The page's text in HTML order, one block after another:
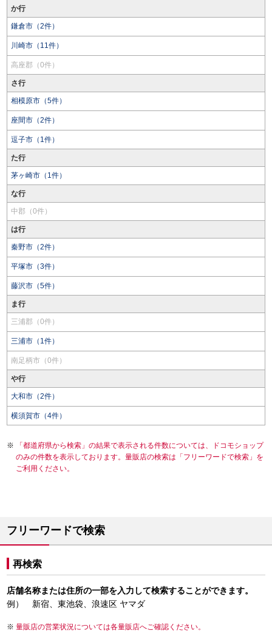
か行
鎌倉市（2件）
川崎市（11件）
高座郡（0件）
さ行
相模原市（5件）
座間市（2件）
逗子市（1件）
た行
茅ヶ崎市（1件）
な行
中郡（0件）
は行
秦野市（2件）
平塚市（3件）
藤沢市（5件）
ま行
三浦郡（0件）
三浦市（1件）
南足柄市（0件）
や行
大和市（2件）
横須賀市（4件）
「都道府県から検索」の結果で表示される件数については、ドコモショップ
のみの件数を表示しております。量販店の検索は「フリーワードで検索」を
ご利用ください。
フリーワードで検索
再検索
店舗名称または住所の一部を入力して検索することができます。
例） 新宿、東池袋、浪速区 ヤマダ
量販店の営業状況については各量販店へご確認ください。